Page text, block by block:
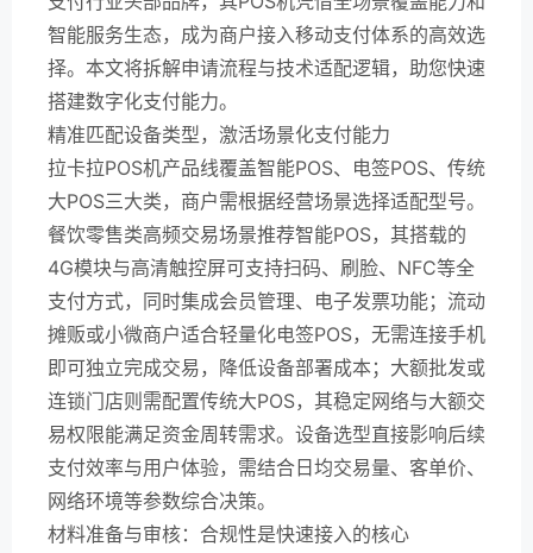
智能服务生态，成为商户接入移动支付体系的高效选
择。本文将拆解申请流程与技术适配逻辑，助您快速
搭建数字化支付能力。
精准匹配设备类型，激活场景化支付能力
拉卡拉POS机产品线覆盖智能POS、电签POS、传统
大POS三大类，商户需根据经营场景选择适配型号。
餐饮零售类高频交易场景推荐智能POS，其搭载的
4G模块与高清触控屏可支持扫码、刷脸、NFC等全
支付方式，同时集成会员管理、电子发票功能；流动
摊贩或小微商户适合轻量化电签POS，无需连接手机
即可独立完成交易，降低设备部署成本；大额批发或
连锁门店则需配置传统大POS，其稳定网络与大额交
易权限能满足资金周转需求。设备选型直接影响后续
支付效率与用户体验，需结合日均交易量、客单价、
网络环境等参数综合决策。
材料准备与审核：合规性是快速接入的核心